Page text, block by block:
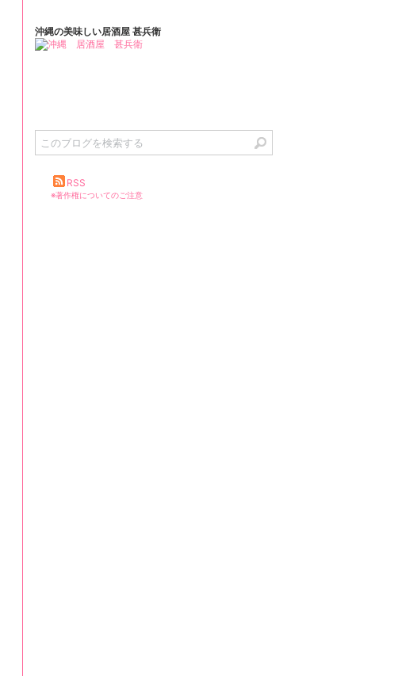
沖縄の美味しい居酒屋 甚兵衛
RSS
※著作権についてのご注意